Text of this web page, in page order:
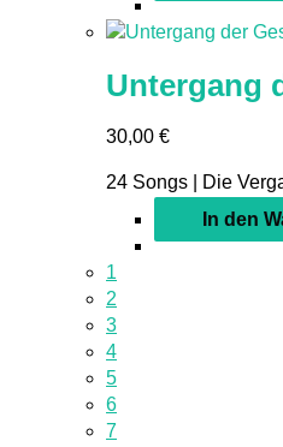
Untergang
30,00 €
24 Songs | Die
In den
1
2
3
4
5
6
7